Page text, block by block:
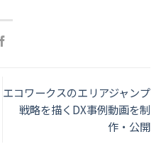
エコワークスのエリアジャンプ
戦略を描くDX事例動画を制
作・公開